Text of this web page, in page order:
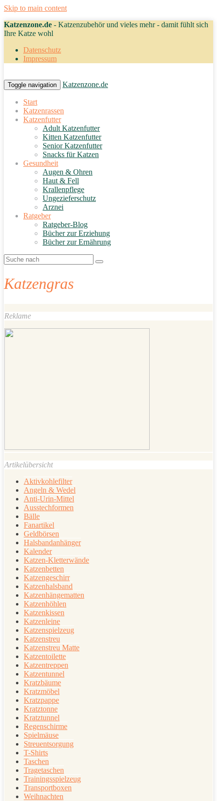
Skip to main content
Katzenzone.de - Katzenzubehör und vieles mehr - damit fühlt sich
Ihre Katze wohl
Datenschutz
Impressum
Toggle navigation Katzenzone.de
Start
Katzenrassen
Katzenfutter
Adult Katzenfutter
Kitten Katzenfutter
Senior Katzenfutter
Snacks für Katzen
Gesundheit
Augen & Ohren
Haut & Fell
Krallenpflege
Ungezieferschutz
Arznei
Ratgeber
Ratgeber-Blog
Bücher zur Erziehung
Bücher zur Ernährung
Katzengras
Reklame
Artikelübersicht
Aktivkohlefilter
Angeln & Wedel
Anti-Urin-Mittel
Ausstechformen
Bälle
Fanartikel
Geldbörsen
Halsbandanhänger
Kalender
Katzen-Kletterwände
Katzenbetten
Katzengeschirr
Katzenhalsband
Katzenhängematten
Katzenhöhlen
Katzenkissen
Katzenleine
Katzenspielzeug
Katzenstreu
Katzenstreu Matte
Katzentoilette
Katzentreppen
Katzentunnel
Kratzbäume
Kratzmöbel
Kratzpappe
Kratztonne
Kratztunnel
Regenschirme
Spielmäuse
Streuentsorgung
T-Shirts
Taschen
Tragetaschen
Trainingsspielzeug
Transportboxen
Weihnachten